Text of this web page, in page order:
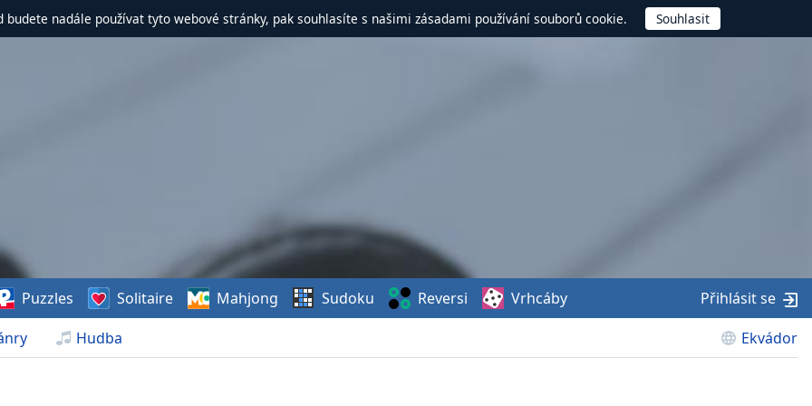
budete nadále používat tyto webové stránky, pak souhlasíte s našimi zásadami používání souborů cookie.
Hudba Ekvádor
Puzzles Solitaire Mahjong Sudoku Reversi Vrhcáby Přihlásit se